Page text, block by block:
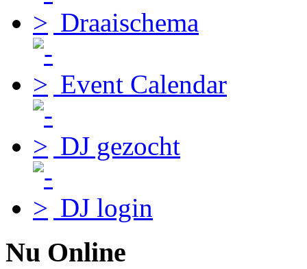
Draaischema
Event Calendar
DJ gezocht
DJ login
Nu Online